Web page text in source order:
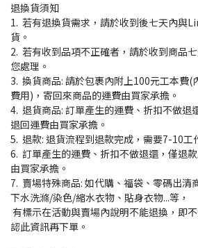
退換貨須知
1. 若有退換貨需求，請於收到後七天內與
貨。
2. 若有收到品項不正確者，請於收到商品
您處理。
3. 換貨商品: 請於包裹內附上100元工本費(
費用)，寄回來商品的運費由買家承擔。
4. 退貨商品: 訂單產生的運費、折扣不做退
退回運費由買家承擔。
5. 退款: 退貨流程到退款完成，需要7-10工
6. 訂單產生的運費、折扣不做退還，僅退
由買家承擔。
7. 賣場特殊商品: 如代購、福袋、零碼出清
下水洗滌/染色/縮水衣物、貼身衣物...等，
有標示在活動與賣場內說明不能退換，即
認此資訊再下單。